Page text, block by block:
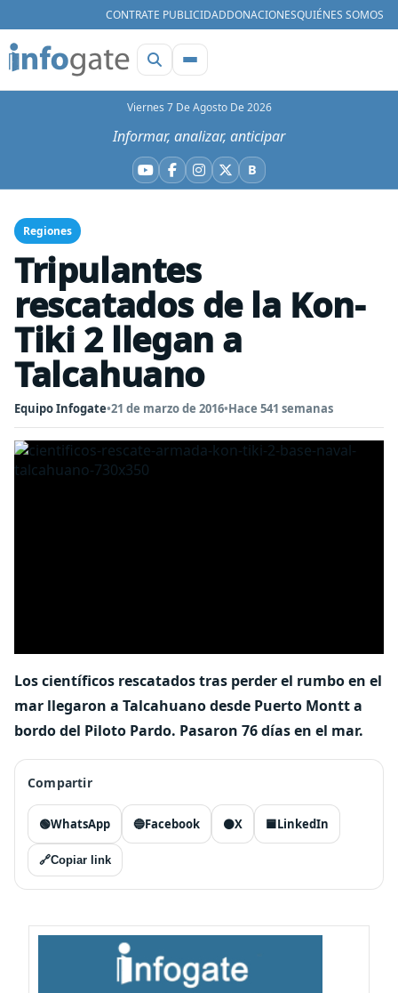
CONTRATE PUBLICIDADDONACIONESQUIÉNES SOMOS
Viernes 7 De Agosto De 2026
Informar, analizar, anticipar
YouTube
Facebook
Instagram
X BBluesky
Regiones
Tripulantes
rescatados de la Kon-
Tiki 2 llegan a
Talcahuano
Equipo Infogate•21 de marzo de 2016•Hace 541 semanas
Los científicos rescatados tras perder el rumbo en el
mar llegaron a Talcahuano desde Puerto Montt a
bordo del Piloto Pardo. Pasaron 76 días en el mar.
Compartir
🟢WhatsApp 🔵Facebook ⚫X 🟦LinkedIn
🔗Copiar link